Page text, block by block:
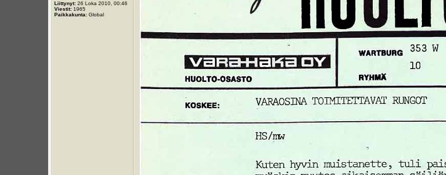
Liittynyt: 26 Loka 2010, 00:46
Viestit: 1965
Paikkakunta: Global